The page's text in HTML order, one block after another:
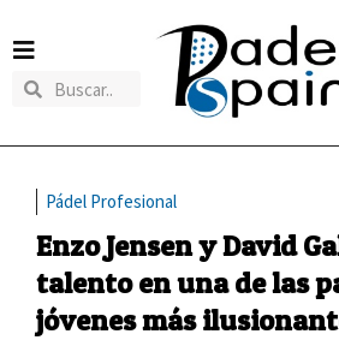
Pádel Profesional
Enzo Jensen y David
talento en una de las
jóvenes más